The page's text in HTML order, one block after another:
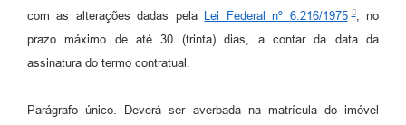
com as alterações dadas pela
Lei Federal nº 6.216/1975 , no
prazo máximo de até 30 (trinta) dias, a contar da data da
assinatura do termo contratual.
Parágrafo único. Deverá ser averbada na matrícula do imóvel